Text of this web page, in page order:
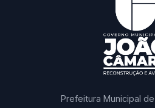
Prefeitura Municipal